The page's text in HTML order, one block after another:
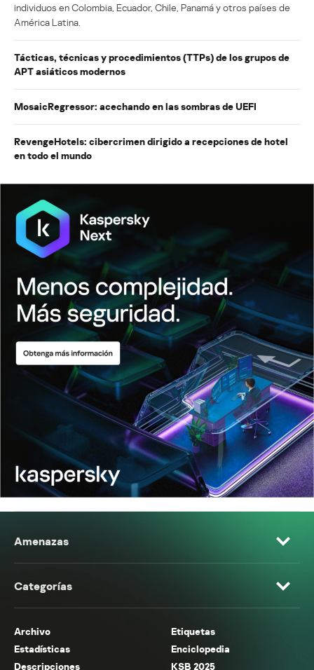
individuos en Colombia, Ecuador, Chile, Panamá y otros países de
América Latina.
Tácticas, técnicas y procedimientos (TTPs) de los grupos de
APT asiáticos modernos
MosaicRegressor: acechando en las sombras de UEFI
RevengeHotels: cibercrimen dirigido a recepciones de hotel
en todo el mundo
Amenazas
Categorías
Archivo
Etiquetas
Estadísticas
Enciclopedia
Descripciones
KSB 2025